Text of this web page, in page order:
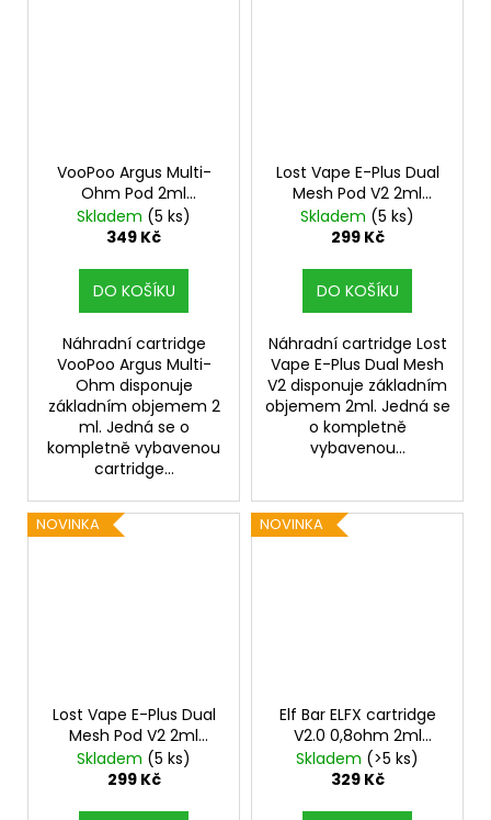
VooPoo Argus Multi-
Ohm Pod 2ml
náhradní cartridge 3ks
Skladem (5 ks)
349 Kč
DO KOŠÍKU
Náhradní cartridge
VooPoo Argus Multi-
Ohm disponuje
základním objemem 2
ml. Jedná se o
kompletně vybavenou
cartridge...
Lost Vape E-Plus Dual
Mesh Pod V2 2ml
náhradní cartridge 3ks
typ hlavy 0,6ohm
Skladem (5 ks)
299 Kč
DO KOŠÍKU
Náhradní cartridge Lost
Vape E-Plus Dual Mesh
V2 disponuje základním
objemem 2ml. Jedná se
o kompletně
vybavenou...
NOVINKA
Lost Vape E-Plus Dual
Mesh Pod V2 2ml
náhradní cartridge 3ks
typ hlavy DTL 0,3ohm
Skladem (5 ks)
299 Kč
NOVINKA
Elf Bar ELFX cartridge
V2.0 0,8ohm 2ml
3Pack
Skladem (>5 ks)
329 Kč